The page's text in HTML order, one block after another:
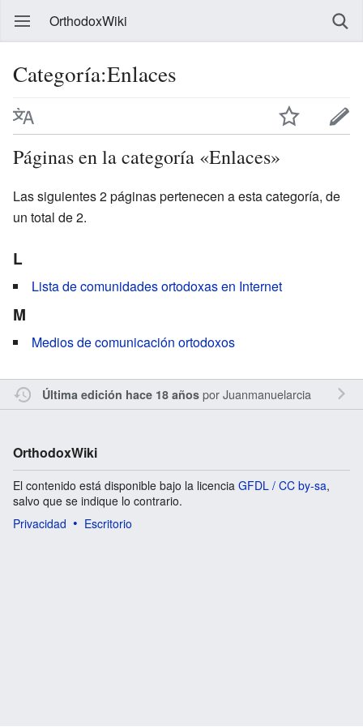
OrthodoxWiki
Categoría:Enlaces
Páginas en la categoría «Enlaces»
Las siguientes 2 páginas pertenecen a esta categoría, de
un total de 2.
L
Lista de comunidades ortodoxas en Internet
M
Medios de comunicación ortodoxos
Última edición hace 18 añosporJuanmanuelarcia
OrthodoxWiki
El contenido está disponible bajo la licencia GFDL / CC by-sa,
salvo que se indique lo contrario.
Privacidad
Escritorio